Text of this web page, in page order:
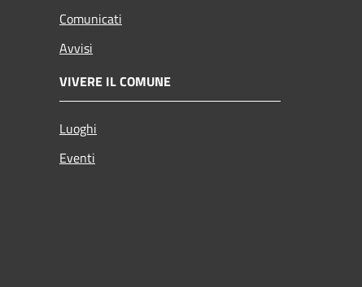
Comunicati
Avvisi
VIVERE IL COMUNE
Luoghi
Eventi